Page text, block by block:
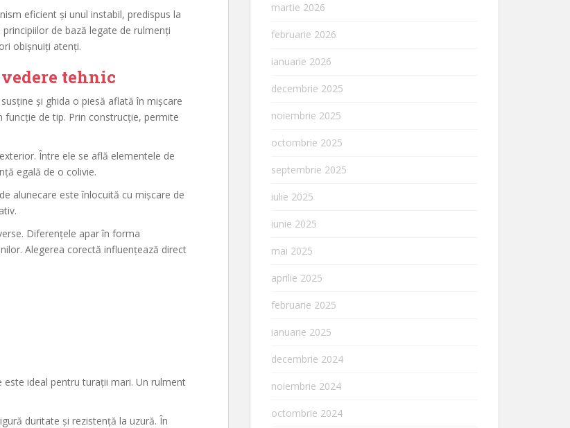
eficient și unul instabil, predispus la
de bază legate de rulmenți
obișnuiți atenți.
tehnic
și ghida o piesă aflată în mișcare
funcție de tip. Prin construcție, permite
Între ele se află elementele de
egală de o colivie.
alunecare este înlocuită cu mișcare de
Diferențele apar în forma
Alegerea corectă influențează direct
este ideal pentru turații mari. Un rulment
duritate și rezistență la uzură. În
martie 2026
februarie 2026
ianuarie 2026
decembrie 2025
noiembrie 2025
octombrie 2025
septembrie 2025
iulie 2025
iunie 2025
mai 2025
aprilie 2025
februarie 2025
ianuarie 2025
decembrie 2024
noiembrie 2024
octombrie 2024